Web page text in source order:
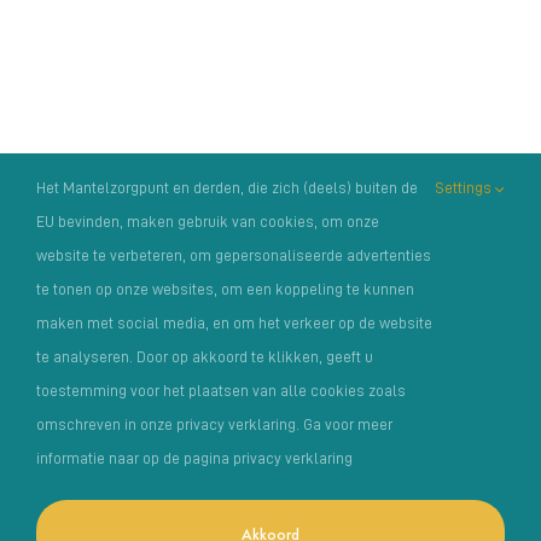
Photosolutions
en Angela Latumaerissa | Fiscaal nummer /
Het Mantelzorgpunt en derden, die zich (deels) buiten de
EU bevinden, maken gebruik van cookies, om onze
website te verbeteren, om gepersonaliseerde advertenties
te tonen op onze websites, om een koppeling te kunnen
maken met social media, en om het verkeer op de website
te analyseren. Door op akkoord te klikken, geeft u
toestemming voor het plaatsen van alle cookies zoals
omschreven in onze privacy verklaring. Ga voor meer
informatie naar op de pagina privacy verklaring
Settings
Akkoord